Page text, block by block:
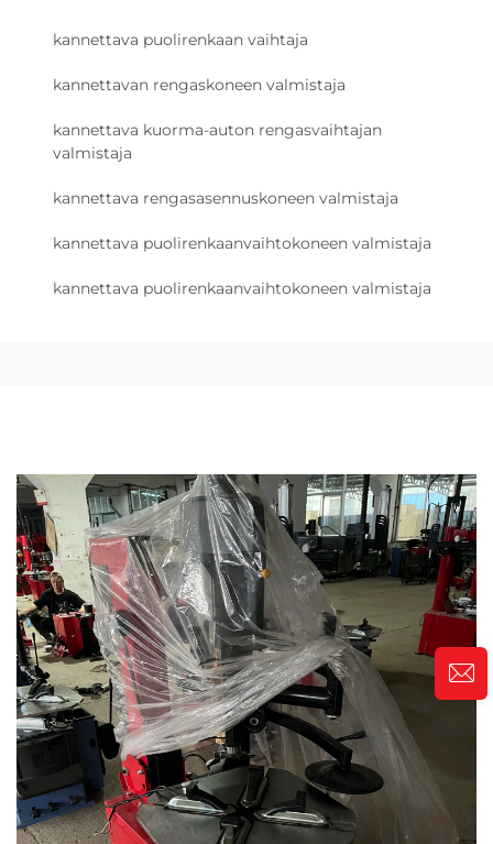
kannettava puolirenkaan vaihtaja
kannettavan rengaskoneen valmistaja
kannettava kuorma-auton rengasvaihtajan
valmistaja
kannettava rengasasennuskoneen valmistaja
kannettava puolirenkaanvaihtokoneen valmistaja
kannettava puolirenkaanvaihtokoneen valmistaja